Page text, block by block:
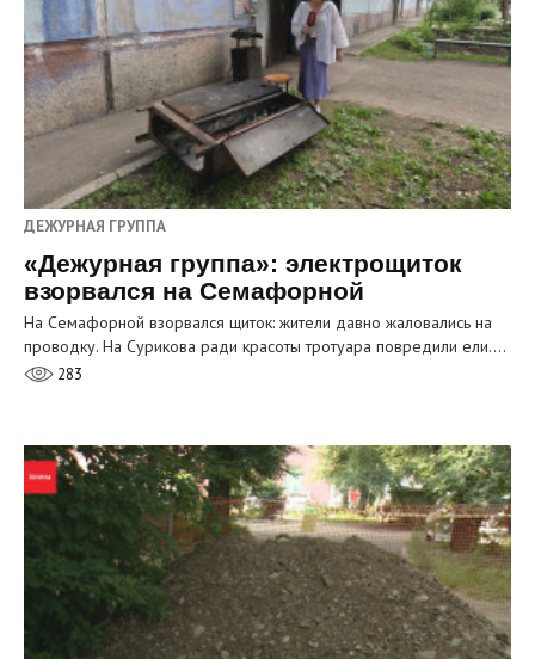
ДЕЖУРНАЯ ГРУППА
«Дежурная группа»: электрощиток
взорвался на Семафорной
На Семафорной взорвался щиток: жители давно жаловались на
проводку. На Сурикова ради красоты тротуара повредили ели.…
283